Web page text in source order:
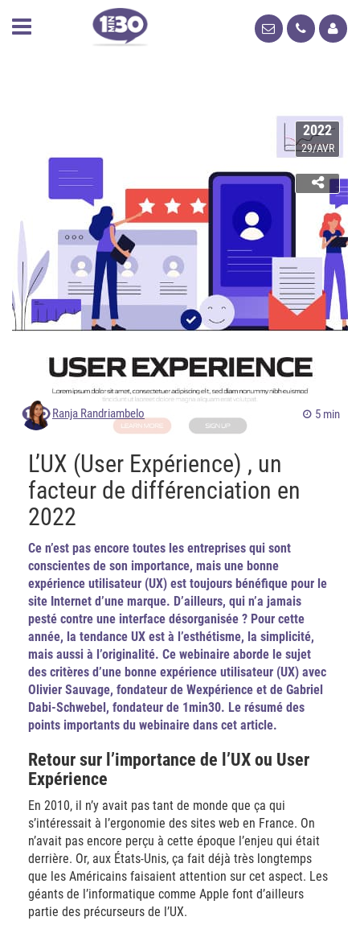
2022
29/AVR
Ranja Randriambelo 5 min
L’UX (User Expérience) , un
facteur de différenciation en
2022
Ce n’est pas encore toutes les entreprises qui sont
conscientes de son importance, mais une bonne
expérience utilisateur (UX) est toujours bénéfique pour le
site Internet d’une marque. D’ailleurs, qui n’a jamais
pesté contre une interface désorganisée ? Pour cette
année, la tendance UX est à l’esthétisme, la simplicité,
mais aussi à l’originalité. Ce webinaire aborde le sujet
des critères d’une bonne expérience utilisateur (UX) avec
Olivier Sauvage, fondateur de Wexpérience et de Gabriel
Dabi-Schwebel, fondateur de 1min30. Le résumé des
points importants du webinaire dans cet article.
Retour sur l’importance de l’UX ou User
Expérience
En 2010, il n’y avait pas tant de monde que ça qui
s’intéressait à l’ergonomie des sites web en France. On
n’avait pas encore perçu à cette époque l’enjeu qui était
derrière. Or, aux États-Unis, ça fait déjà très longtemps
que les Américains faisaient attention sur cet aspect. Les
géants de l’informatique comme Apple font d’ailleurs
partie des précurseurs de l’UX.